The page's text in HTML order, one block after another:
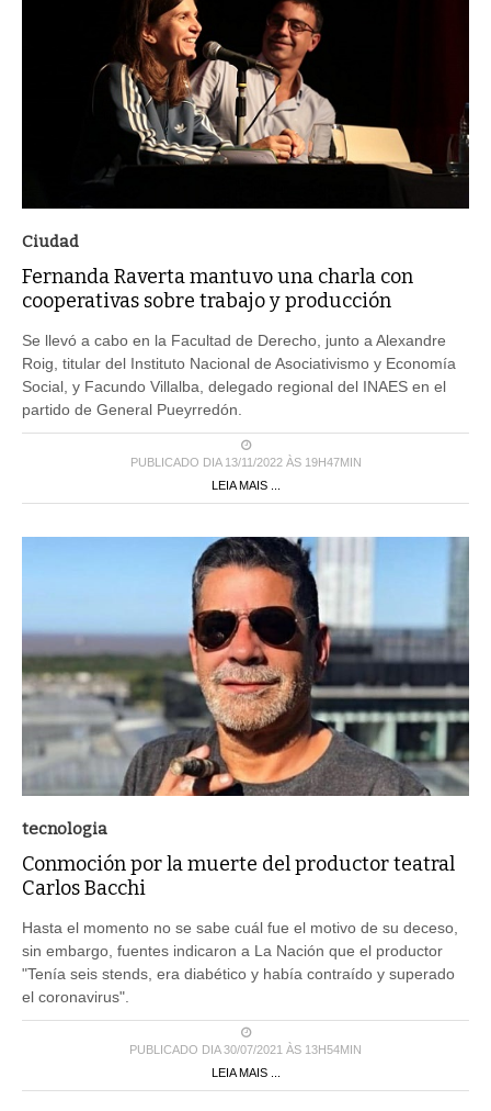
Ciudad
Fernanda Raverta mantuvo una charla con
cooperativas sobre trabajo y producción
Se llevó a cabo en la Facultad de Derecho, junto a Alexandre
Roig, titular del Instituto Nacional de Asociativismo y Economía
Social, y Facundo Villalba, delegado regional del INAES en el
partido de General Pueyrredón.
PUBLICADO DIA 13/11/2022 ÀS 19H47MIN
LEIA MAIS ...
tecnologia
Conmoción por la muerte del productor teatral
Carlos Bacchi
Hasta el momento no se sabe cuál fue el motivo de su deceso,
sin embargo, fuentes indicaron a La Nación que el productor
"Tenía seis stends, era diabético y había contraído y superado
el coronavirus".
PUBLICADO DIA 30/07/2021 ÀS 13H54MIN
LEIA MAIS ...